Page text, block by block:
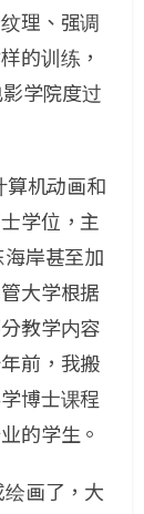
理、强调
的训练，
学院度过
机动画和
学位，主
岸甚至加
大学根据
教学内容
前，我搬
博士课程
的学生。
画了，大